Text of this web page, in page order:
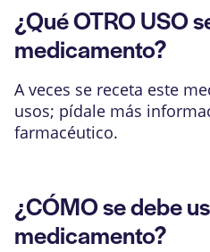
¿Qué OTRO USO
medicamento?
A veces se receta este
usos; pídale más
farmacéutico.
¿CÓMO se debe
medicamento?